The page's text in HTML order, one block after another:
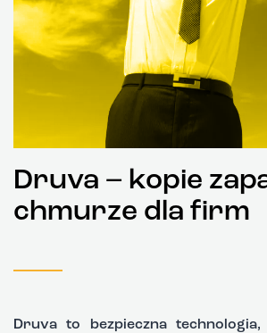
Druva – kopie
chmurze dla firm
Druva to bezpieczna